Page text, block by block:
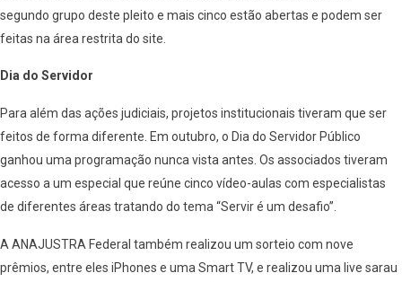
segundo grupo deste pleito e mais cinco estão abertas e podem ser
feitas na área restrita do site.
Dia do Servidor
Para além das ações judiciais, projetos institucionais tiveram que ser
feitos de forma diferente. Em outubro, o Dia do Servidor Público
ganhou uma programação nunca vista antes. Os associados tiveram
acesso a um especial que reúne cinco vídeo-aulas com especialistas
de diferentes áreas tratando do tema “Servir é um desafio”.
A ANAJUSTRA Federal também realizou um sorteio com nove
prêmios, entre eles iPhones e uma Smart TV, e realizou uma live sarau